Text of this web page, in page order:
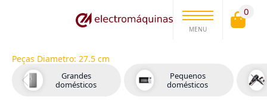
MENU
0
Peças Diametro: 27.5 cm
Grandes
domésticos
Pequenos
domésticos